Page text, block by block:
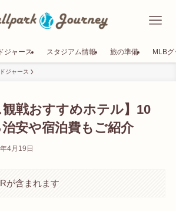
ドジャース スタジアム情報 旅の準備 MLB
ドジャース
観戦おすすめホテル】10
安や宿泊費もご紹介
4月19日
が含まれます